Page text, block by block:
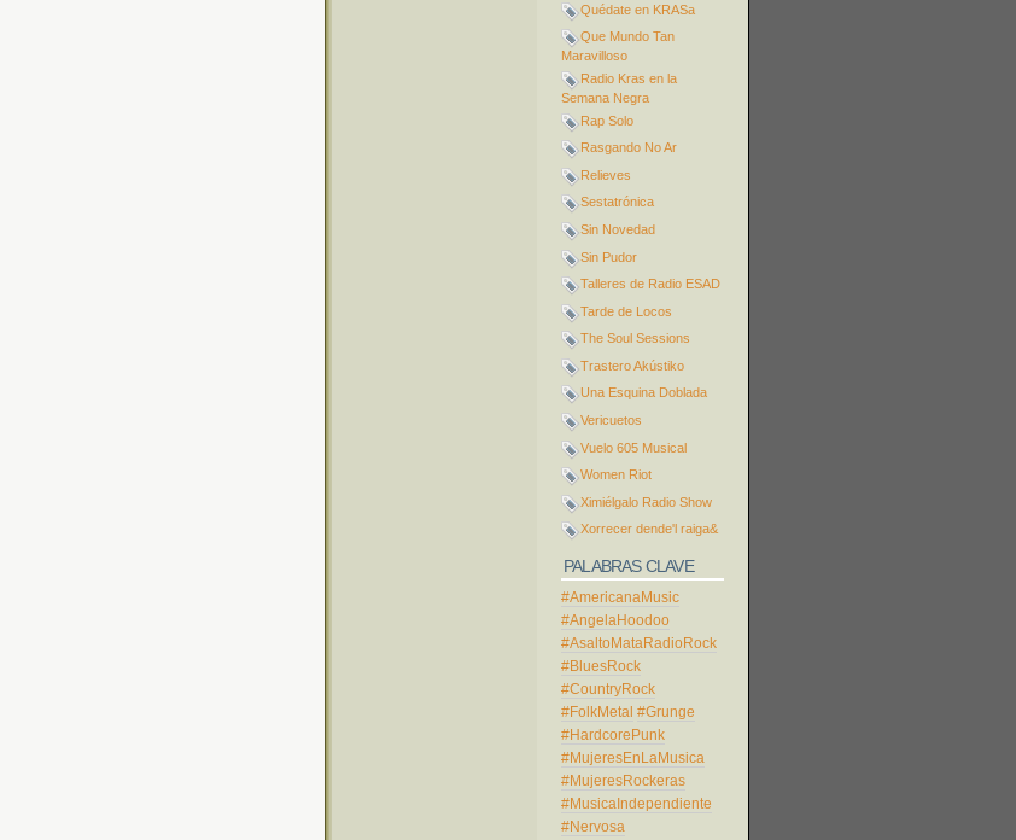
Quédate en KRASa
Que Mundo Tan
Maravilloso
Radio Kras en la
Semana Negra
Rap Solo
Rasgando No Ar
Relieves
Sestatrónica
Sin Novedad
Sin Pudor
Talleres de Radio ESAD
Tarde de Locos
The Soul Sessions
Trastero Akústiko
Una Esquina Doblada
Vericuetos
Vuelo 605 Musical
Women Riot
Ximiélgalo Radio Show
Xorrecer dende'l raiga&
PALABRAS CLAVE
#AmericanaMusic
#AngelaHoodoo
#AsaltoMataRadioRock
#BluesRock
#CountryRock
#FolkMetal #Grunge
#HardcorePunk
#MujeresEnLaMusica
#MujeresRockeras
#MusicaIndependiente
#Nervosa